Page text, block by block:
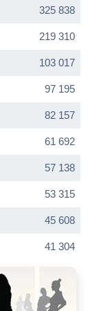
325 838
219 310
103 017
97 195
82 157
61 692
57 138
53 315
45 608
41 304